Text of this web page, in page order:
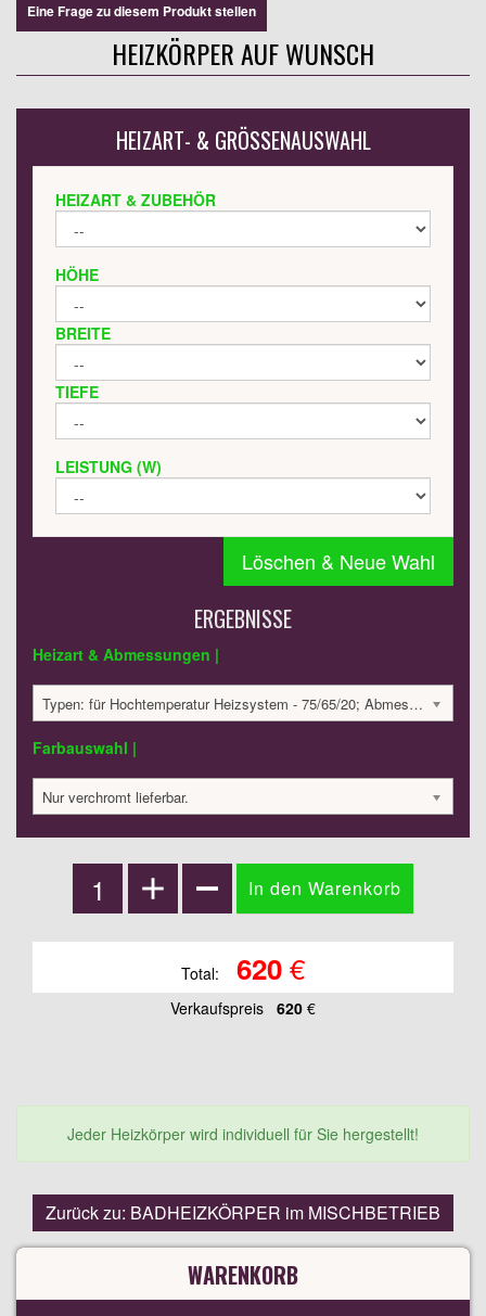
Eine Frage zu diesem Produkt stellen
HEIZKÖRPER AUF WUNSCH
HEIZART- & GRÖSSENAUSWAHL
HEIZART & ZUBEHÖR
HÖHE
BREITE
TIEFE
LEISTUNG (W)
Löschen & Neue Wahl
ERGEBNISSE
Heizart & Abmessungen |
Typen: für Hochtemperatur Heizsystem - 75/65/20; Abmessungen: 818x430x30 mm; 221 Watt:; 619.79 €
Farbauswahl |
Nur verchromt lieferbar.
Total: 620€
Verkaufspreis 620 €
Jeder Heizkörper wird individuell für Sie hergestellt!
Zurück zu: BADHEIZKÖRPER im MISCHBETRIEB
WARENKORB